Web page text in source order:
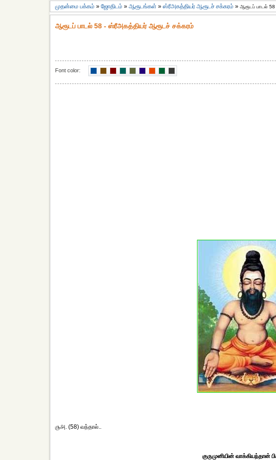
முதன்மை பக்கம் » ஜோதிடம் » ஆரூடங்கள் » ஸ்ரீஅகத்தியர் ஆரூடச் சக்கரம் » ஆரூடப் பாடல் 58
ஆரூடப் பாடல் 58 - ஸ்ரீஅகத்தியர் ஆரூடச் சக்கரம்
Font color:
௫௮. (58) வந்தால்..
குருமுனியின் வாக்கியந்தான்